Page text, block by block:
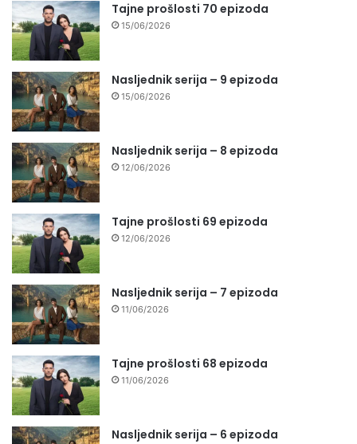
Tajne prošlosti 70 epizoda
15/06/2026
Nasljednik serija – 9 epizoda
15/06/2026
Nasljednik serija – 8 epizoda
12/06/2026
Tajne prošlosti 69 epizoda
12/06/2026
Nasljednik serija – 7 epizoda
11/06/2026
Tajne prošlosti 68 epizoda
11/06/2026
Nasljednik serija – 6 epizoda